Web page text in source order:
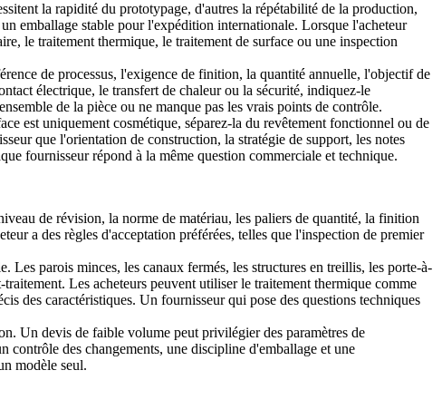
la rapidité du prototypage, d'autres la répétabilité de la production,
emballage stable pour l'expédition internationale. Lorsque l'acheteur
le traitement thermique, le traitement de surface ou une inspection
de processus, l'exigence de finition, la quantité annuelle, l'objectif de
électrique, le transfert de chaleur ou la sécurité, indiquez-le
de la pièce ou ne manque pas les vrais points de contrôle.
est uniquement cosmétique, séparez-la du revêtement fonctionnel ou de
que l'orientation de construction, la stratégie de support, les notes
fournisseur répond à la même question commerciale et technique.
de révision, la norme de matériau, les paliers de quantité, la finition
a des règles d'acceptation préférées, telles que l'inspection de premier
parois minces, les canaux fermés, les structures en treillis, les porte-à-
Les acheteurs peuvent utiliser le traitement thermique comme
des caractéristiques. Un fournisseur qui pose des questions techniques
Un devis de faible volume peut privilégier des paramètres de
des changements, une discipline d'emballage et une
modèle seul.